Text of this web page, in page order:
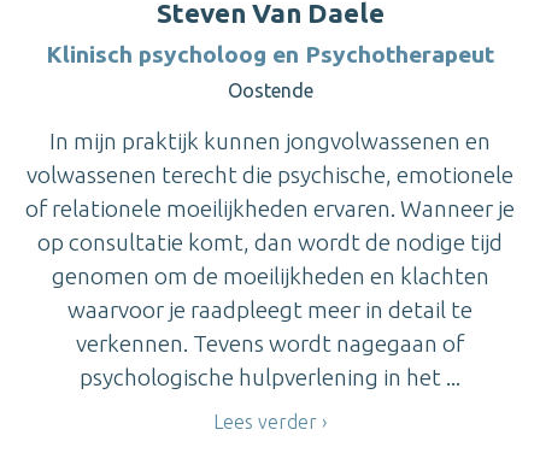
Steven Van Daele
Klinisch psycholoog en Psychotherapeut
Oostende
In mijn praktijk kunnen jongvolwassenen en
volwassenen terecht die psychische, emotionele
of relationele moeilijkheden ervaren. Wanneer je
op consultatie komt, dan wordt de nodige tijd
genomen om de moeilijkheden en klachten
waarvoor je raadpleegt meer in detail te
verkennen. Tevens wordt nagegaan of
psychologische hulpverlening in het ...
Lees verder